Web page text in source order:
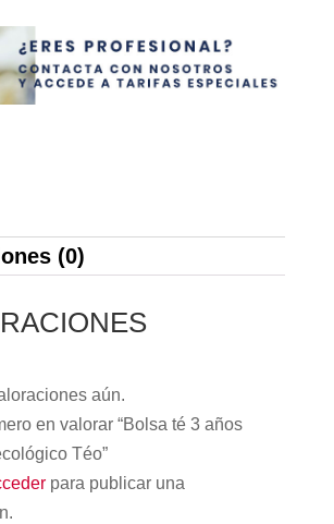
(0)
aún.
en valorar “Bolsa té 3 años
Téo”
para publicar una